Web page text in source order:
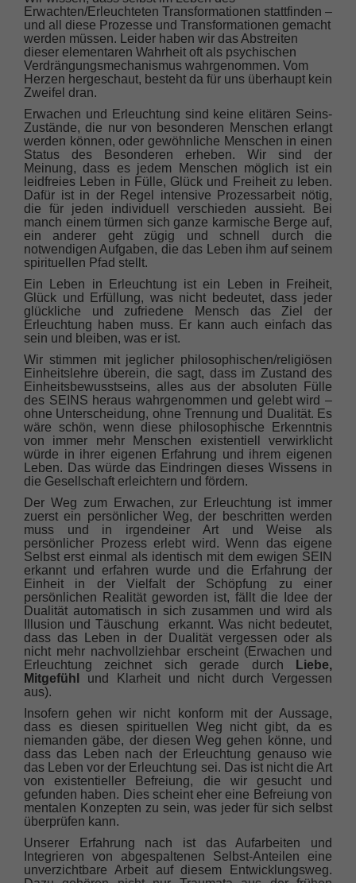
Erwachten/Erleuchteten Transformationen stattfinden –
und all diese Prozesse und Transformationen gemacht
werden müssen. Leider haben wir das Abstreiten
dieser elementaren Wahrheit oft als psychischen
Verdrängungsmechanismus wahrgenommen. Vom
Herzen hergeschaut, besteht da für uns überhaupt kein
Zweifel dran.
Erwachen und Erleuchtung sind keine elitären Seins-
Zustände, die nur von besonderen Menschen erlangt
werden können, oder gewöhnliche Menschen in einen
Status des Besonderen erheben. Wir sind der
Meinung, dass es jedem Menschen möglich ist ein
leidfreies Leben in Fülle, Glück und Freiheit zu leben.
Dafür ist in der Regel intensive Prozessarbeit nötig,
die für jeden individuell verschieden aussieht. Bei
manch einem türmen sich ganze karmische Berge auf,
ein anderer geht zügig und schnell durch die
notwendigen Aufgaben, die das Leben ihm auf seinem
spirituellen Pfad stellt.
Ein Leben in Erleuchtung ist ein Leben in Freiheit,
Glück und Erfüllung, was nicht bedeutet, dass jeder
glückliche und zufriedene Mensch das Ziel der
Erleuchtung haben muss. Er kann auch einfach das
sein und bleiben, was er ist.
Wir stimmen mit jeglicher philosophischen/religiösen
Einheitslehre überein, die sagt, dass im Zustand des
Einheitsbewusstseins, alles aus der absoluten Fülle
des SEINS heraus wahrgenommen und gelebt wird –
ohne Unterscheidung, ohne Trennung und Dualität. Es
wäre schön, wenn diese philosophische Erkenntnis
von immer mehr Menschen existentiell verwirklicht
würde in ihrer eigenen Erfahrung und ihrem eigenen
Leben. Das würde das Eindringen dieses Wissens in
die Gesellschaft erleichtern und fördern.
Der Weg zum Erwachen, zur Erleuchtung ist immer
zuerst ein persönlicher Weg, der beschritten werden
muss und in irgendeiner Art und Weise als
persönlicher Prozess erlebt wird. Wenn das eigene
Selbst erst einmal als identisch mit dem ewigen SEIN
erkannt und erfahren wurde und die Erfahrung der
Einheit in der Vielfalt der Schöpfung zu einer
persönlichen Realität geworden ist, fällt die Idee der
Dualität automatisch in sich zusammen und wird als
Illusion und Täuschung erkannt. Was nicht bedeutet,
dass das Leben in der Dualität vergessen oder als
nicht mehr nachvollziehbar erscheint (Erwachen und
Erleuchtung zeichnet sich gerade durch
Liebe,
Mitgefühl
und Klarheit und nicht durch Vergessen
aus).
Insofern gehen wir nicht konform mit der Aussage,
dass es diesen spirituellen Weg nicht gibt, da es
niemanden gäbe, der diesen Weg gehen könne, und
dass das Leben nach der Erleuchtung genauso wie
das Leben vor der Erleuchtung sei. Das ist nicht die Art
von existentieller Befreiung, die wir gesucht und
gefunden haben. Dies scheint eher eine Befreiung von
mentalen Konzepten zu sein, was jeder für sich selbst
überprüfen kann.
Unserer Erfahrung nach ist das Aufarbeiten und
Integrieren von abgespaltenen Selbst-Anteilen eine
unverzichtbare Arbeit auf diesem Entwicklungsweg.